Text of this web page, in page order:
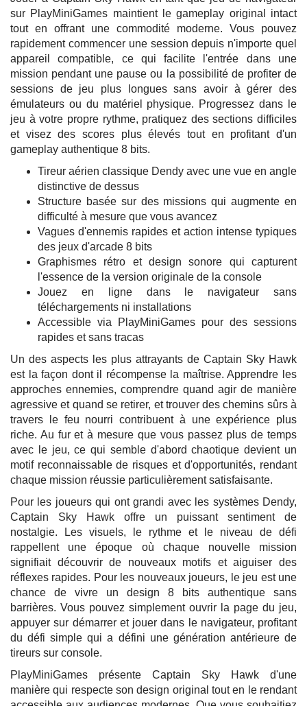
sur PlayMiniGames maintient le gameplay original intact
tout en offrant une commodité moderne. Vous pouvez
rapidement commencer une session depuis n'importe quel
appareil compatible, ce qui facilite l'entrée dans une
mission pendant une pause ou la possibilité de profiter de
sessions de jeu plus longues sans avoir à gérer des
émulateurs ou du matériel physique. Progressez dans le
jeu à votre propre rythme, pratiquez des sections difficiles
et visez des scores plus élevés tout en profitant d'un
gameplay authentique 8 bits.
Tireur aérien classique Dendy avec une vue en angle
distinctive de dessus
Structure basée sur des missions qui augmente en
difficulté à mesure que vous avancez
Vagues d'ennemis rapides et action intense typiques
des jeux d'arcade 8 bits
Graphismes rétro et design sonore qui capturent
l'essence de la version originale de la console
Jouez en ligne dans le navigateur sans
téléchargements ni installations
Accessible via PlayMiniGames pour des sessions
rapides et sans tracas
Un des aspects les plus attrayants de Captain Sky Hawk
est la façon dont il récompense la maîtrise. Apprendre les
approches ennemies, comprendre quand agir de manière
agressive et quand se retirer, et trouver des chemins sûrs à
travers le feu nourri contribuent à une expérience plus
riche. Au fur et à mesure que vous passez plus de temps
avec le jeu, ce qui semble d'abord chaotique devient un
motif reconnaissable de risques et d'opportunités, rendant
chaque mission réussie particulièrement satisfaisante.
Pour les joueurs qui ont grandi avec les systèmes Dendy,
Captain Sky Hawk offre un puissant sentiment de
nostalgie. Les visuels, le rythme et le niveau de défi
rappellent une époque où chaque nouvelle mission
signifiait découvrir de nouveaux motifs et aiguiser des
réflexes rapides. Pour les nouveaux joueurs, le jeu est une
chance de vivre un design 8 bits authentique sans
barrières. Vous pouvez simplement ouvrir la page du jeu,
appuyer sur démarrer et jouer dans le navigateur, profitant
du défi simple qui a défini une génération antérieure de
tireurs sur console.
PlayMiniGames présente Captain Sky Hawk d'une
manière qui respecte son design original tout en le rendant